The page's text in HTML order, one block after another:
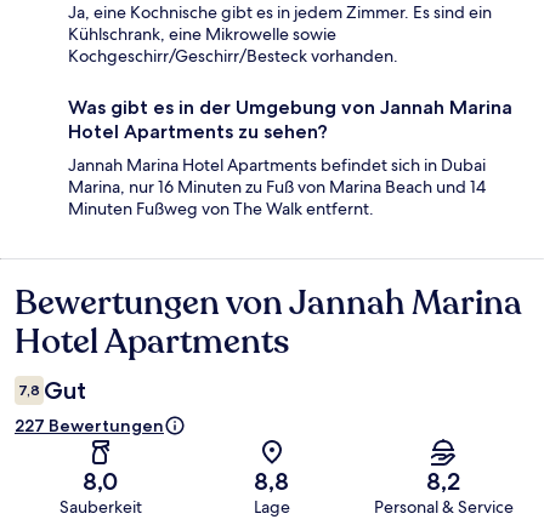
Ja, eine Kochnische gibt es in jedem Zimmer. Es sind ein
Kühlschrank, eine Mikrowelle sowie
Kochgeschirr/Geschirr/Besteck vorhanden.
Was gibt es in der Umgebung von Jannah Marina
Hotel Apartments zu sehen?
Jannah Marina Hotel Apartments befindet sich in Dubai
Marina, nur 16 Minuten zu Fuß von Marina Beach und 14
Minuten Fußweg von The Walk entfernt.
Bewertungen
Bewertungen von Jannah Marina
Hotel Apartments
7,8 Gut
227 Bewertungen
8,0
Sauberkeit
8,8
Lage
8,2
Personal & Service